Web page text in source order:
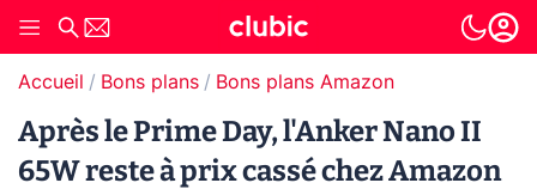
Accueil Bons plans Bons plans Amazon
Après le Prime Day, l'Anker Nano II
65W reste à prix cassé chez Amazon